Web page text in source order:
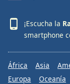
¡Escucha la
smartphone
África Asia
Europa
Oceanía